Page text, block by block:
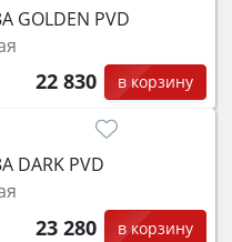
GOLDEN PVD
22 830 в корзину
DARK PVD
23 280 в корзину